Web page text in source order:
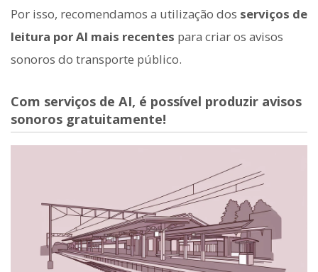
Por isso, recomendamos a utilização dos serviços de
leitura por AI mais recentes para criar os avisos
sonoros do transporte público.
Com serviços de AI, é possível produzir avisos
sonoros gratuitamente!